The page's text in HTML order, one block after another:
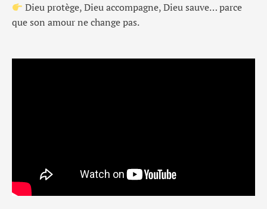
Dieu protège, Dieu accompagne, Dieu sauve… parce
que son amour ne change pas.